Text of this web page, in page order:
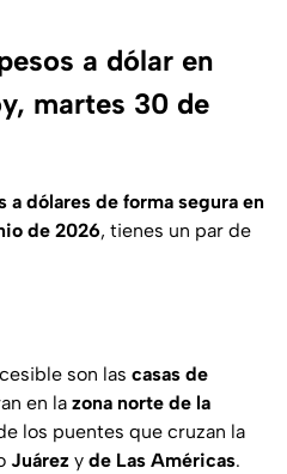
a dólar en
martes 30 de
a dólares de forma segura en
de 2026, tienes un par de
son las casas de
en la zona norte de la
los puentes que cruzan la
Juárez y de Las Américas.